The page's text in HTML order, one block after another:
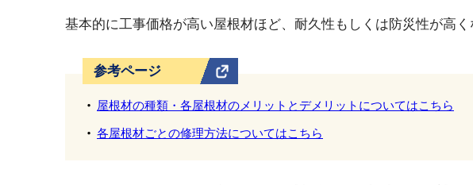
基本的に工事価格が高い屋根材ほど、耐久性もしくは防災性が高く
参考ページ
屋根材の種類・各屋根材のメリットとデメリットについてはこちら
各屋根材ごとの修理方法についてはこちら